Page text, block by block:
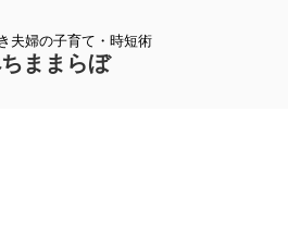
夫婦の子育て・時短術
ままらぼ